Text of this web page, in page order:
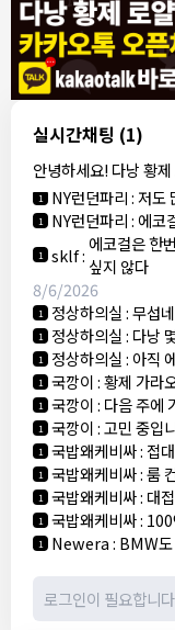
실시간채팅 (1)
안녕하세요! 다낭 황
8/4/2026
1 모기한테물림:여
1 모기한테물림:정
1 결혼안해:ㄹㅇ 팩
결혼안해:ㄹㅇ 팩
8/5/2026
NY런던파리 :다낭
1 3군:에코걸 좀 조
1 NY런던파리:저도
1 NY런던파리: 에코
1 sklf: 에코걸은 한
싶지 않다
8/6/2026
1 정상하의실:무섭
1 정상하의실: 다낭
1 정상하의실: 아직
1 국깡이:황제 가라
1 국깡이: 다음 주에
1 국깡이:고민 중입
1 국밥왜케비싸: 접
1 국밥왜케비싸:룸
1 국밥왜케비싸: 대
1 국밥왜케비싸:
1 Newera: BMW